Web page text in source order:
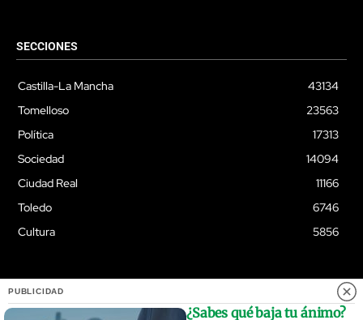
SECCIONES
Castilla-La Mancha
43134
Tomelloso
23563
Política
17313
Sociedad
14094
Ciudad Real
11166
Toledo
6746
Cultura
5856
© Quixoteus
PUBLICIDAD
¿Sabes qué baja tu ánimo?